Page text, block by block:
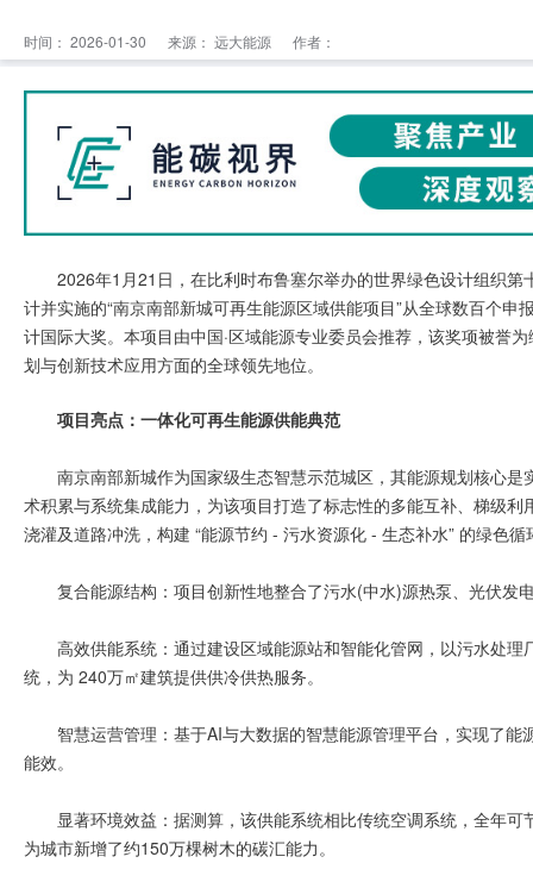
时间： 2026-01-30 来源： 远大能源 作者：
2026年1月21日，在比利时布鲁塞尔举办的世界绿色设计组织
计并实施的“南京南部新城可再生能源区域供能项目”从全球数百个
计国际大奖。本项目由中国·区域能源专业委员会推荐，该奖项被誉
划与创新技术应用方面的全球领先地位。
项目亮点：一体化可再生能源供能典范
南京南部新城作为国家级生态智慧示范城区，其能源规划核心
术积累与系统集成能力，为该项目打造了标志性的多能互补、梯级
浇灌及道路冲洗，构建 “能源节约 - 污水资源化 - 生态补水” 的绿色
复合能源结构：项目创新性地整合了污水(中水)源热泵、光伏
高效供能系统：通过建设区域能源站和智能化管网，以污水处
统，为 240万㎡建筑提供供冷供热服务。
智慧运营管理：基于AI与大数据的智慧能源管理平台，实现了
能效。
显著环境效益：据测算，该供能系统相比传统空调系统，全年
为城市新增了约150万棵树木的碳汇能力。